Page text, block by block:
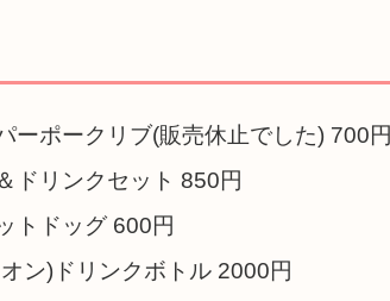
ーポークリブ(販売休止でした) 700円
ドリンクセット 850円
トドッグ 600円
ン)ドリンクボトル 2000円